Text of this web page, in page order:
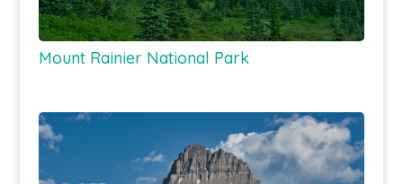
Mount Rainier National Park